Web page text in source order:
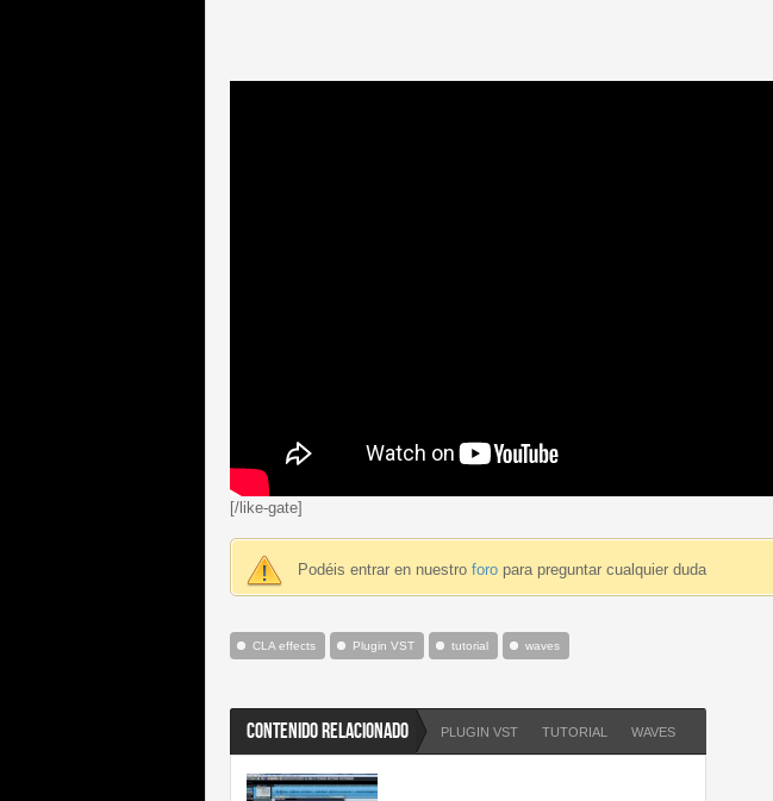
[/like-gate]
Podéis entrar en nuestro foro para preguntar cualquier duda
CLA effects Plugin VST tutorial waves
CONTENIDO RELACIONADO PLUGIN VST TUTORIAL WAVES